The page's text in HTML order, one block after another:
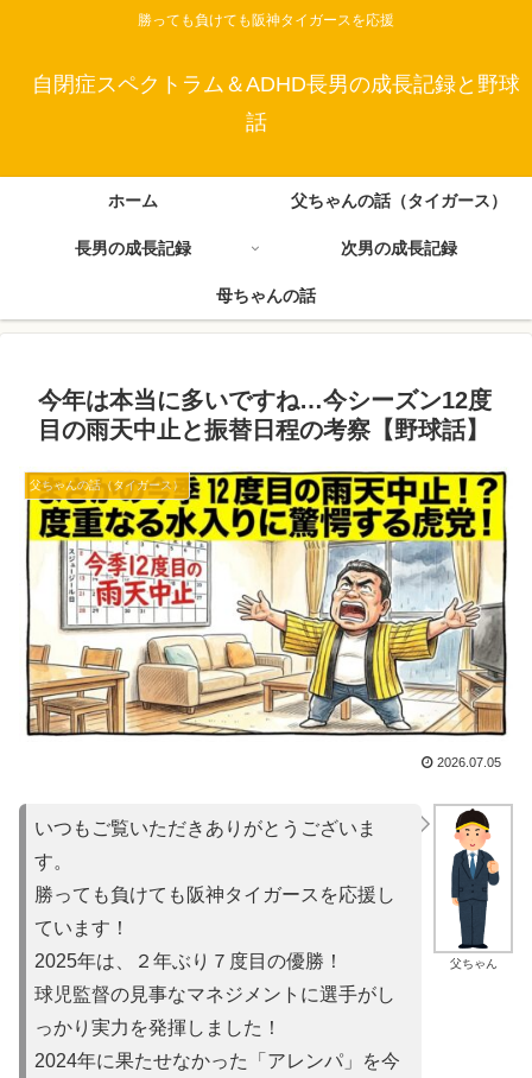
勝っても負けても阪神タイガースを応援
自閉症スペクトラム＆ADHD長男の成長記録と野球
話
ホーム 父ちゃんの話（タイガース）
長男の成長記録 次男の成長記録
母ちゃんの話
今年は本当に多いですね…今シーズン12度
目の雨天中止と振替日程の考察【野球話】
父ちゃんの話（タイガース）
2026.07.05
父ちゃん
いつもご覧いただきありがとうございま
す。
勝っても負けても阪神タイガースを応援し
ています！
2025年は、２年ぶり７度目の優勝！
球児監督の見事なマネジメントに選手がし
っかり実力を発揮しました！
2024年に果たせなかった「アレンパ」を今